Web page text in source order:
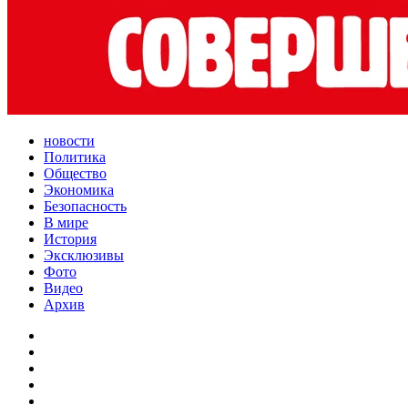
новости
Политика
Общество
Экономика
Безопасность
В мире
История
Эксклюзивы
Фото
Видео
Архив